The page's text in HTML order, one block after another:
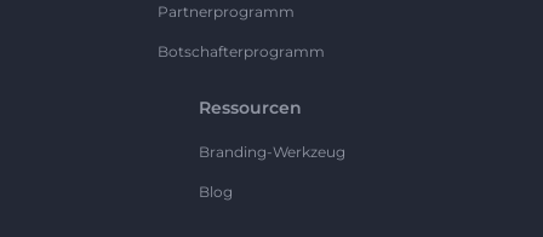
Partnerprogramm
Botschafterprogramm
Ressourcen
Branding-Werkzeug
Blog